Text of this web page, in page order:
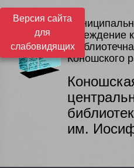
Версия сайта
для
слабовидящих
учреждение
Коношского
им.